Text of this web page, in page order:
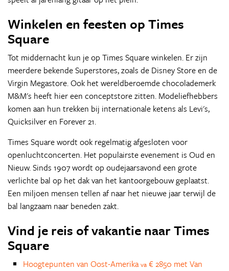
Winkelen en feesten op Times
Square
Tot middernacht kun je op Times Square winkelen. Er zijn
meerdere bekende Superstores, zoals de Disney Store en de
Virgin Megastore. Ook het wereldberoemde chocolademerk
M&M's heeft hier een conceptstore zitten. Modeliefhebbers
komen aan hun trekken bij internationale ketens als Levi's,
Quicksilver en Forever 21.
Times Square wordt ook regelmatig afgesloten voor
openluchtconcerten. Het populairste evenement is Oud en
Nieuw. Sinds 1907 wordt op oudejaarsavond een grote
verlichte bal op het dak van het kantoorgebouw geplaatst.
Een miljoen mensen tellen af naar het nieuwe jaar terwijl de
bal langzaam naar beneden zakt.
Vind je reis of vakantie naar Times
Square
Hoogtepunten van Oost-Amerika va € 2850 met Van